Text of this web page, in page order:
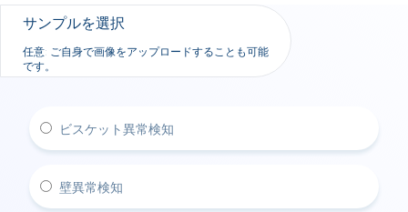
サンプルを選択
任意: ご自身で画像をアップロードすることも可能
です。
ビスケット異常検知
壁異常検知